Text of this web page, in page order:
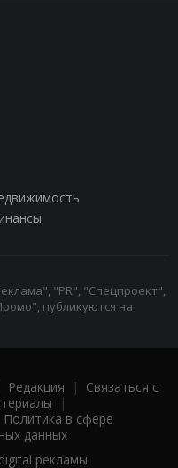
"PR", "Спецпроект",
публикуются на
Редакция | Связаться с
|
Политика в сфере
данных
рекламы